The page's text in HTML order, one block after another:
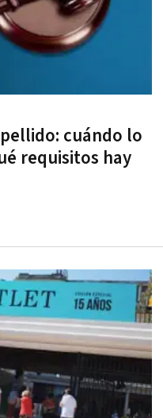
cuándo lo
requisitos hay